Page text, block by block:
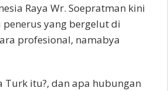
Raya Wr. Soepratman kini
yang bergelut di
profesional, namabya
Turk itu?, dan apa hubungan